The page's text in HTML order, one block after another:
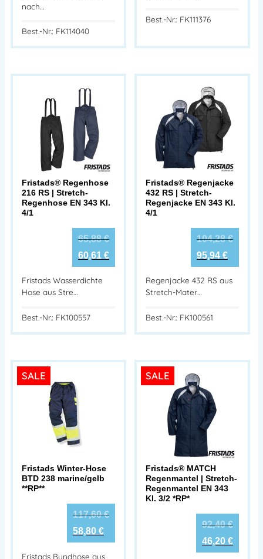
nach…
Best.-Nr.: FK114040
Best.-Nr.: FK111376
Fristads® Regenhose
216 RS | Stretch-
Regenhose EN 343 Kl.
4/1
65,88€
60,61 €
Fristads Wasserdichte
Hose aus Stre…
Best.-Nr.: FK100557
Fristads® Regenjacke
432 RS | Stretch-
Regenjacke EN 343 Kl.
4/1
104,28€
95,94 €
Regenjacke 432 RS aus
Stretch-Mater…
Best.-Nr.: FK100561
SALE
Fristads Winter-Hose
BTD 238 marine/gelb
**RP**
117,60€
58,80 €
Fristads Bundhose aus
SALE
Fristads® MATCH
Regenmantel | Stretch-
Regenmantel EN 343
Kl. 3/2 *RP*
92,40€
46,20 €